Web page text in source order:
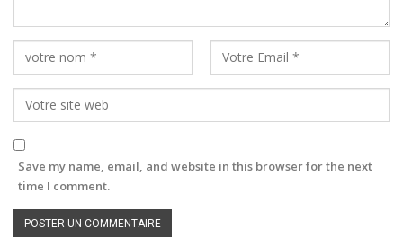
Save my name, email, and website in this browser for the next
time I comment.